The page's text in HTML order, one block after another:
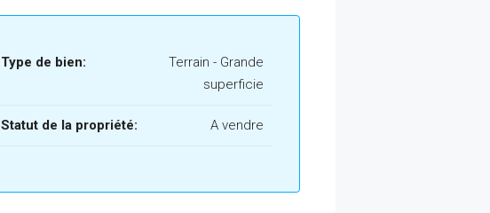
Type de bien:
Terrain - Grande
superficie
Statut de la propriété: A vendre